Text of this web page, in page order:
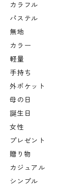
カラフル
パステル
無地
カラー
軽量
手持ち
外ポケット
母の日
誕生日
女性
プレゼント
贈り物
カジュアル
シンプル